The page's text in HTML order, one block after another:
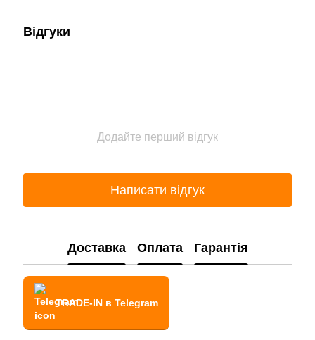
Відгуки
Додайте перший відгук
Написати відгук
Доставка Оплата Гарантія
TRADE-IN в Telegram